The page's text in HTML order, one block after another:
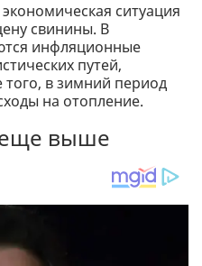
ситуация
свинины. В
инфляционные
путей,
в зимний период
на отопление.
еще выше